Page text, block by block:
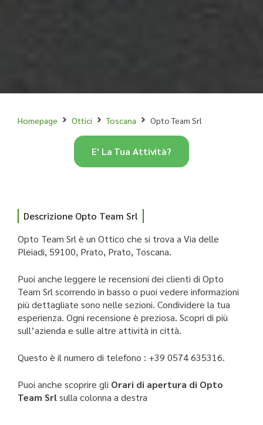
Homepage Ottici Toscana Opto Team Srl
Descrizione Opto Team Srl
Opto Team Srl è un Ottico che si trova a Via delle
Pleiadi, 59100, Prato, Prato, Toscana.
Puoi anche leggere le recensioni dei clienti di Opto
Team Srl scorrendo in basso o puoi vedere informazioni
più dettagliate sono nelle sezioni. Condividere la tua
esperienza. Ogni recensione è preziosa. Scopri di più
sull’azienda e sulle altre attività in città.
Questo è il numero di telefono : +39 0574 635316.
Puoi anche scoprire gli Orari di apertura di Opto
Team Srlsulla colonna a destra
E' La Tua Attività?